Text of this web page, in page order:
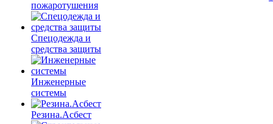
пожаротушения
Спецодежда и
средства защиты
Инженерные
системы
Резина.Асбест